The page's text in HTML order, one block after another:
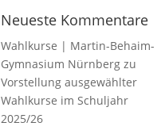
Neueste Kommentare
Wahlkurse | Martin-Behaim-
Gymnasium Nürnberg zu
Vorstellung ausgewählter
Wahlkurse im Schuljahr
2025/26